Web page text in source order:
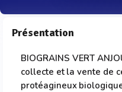
Présentation
BIOGRAINS VERT
collecte et la vente de
protéagineux